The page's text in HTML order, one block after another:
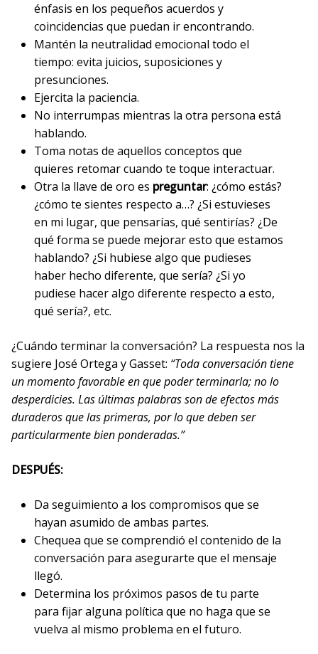
énfasis en los pequeños acuerdos y
coincidencias que puedan ir encontrando.
Mantén la neutralidad emocional todo el
tiempo: evita juicios, suposiciones y
presunciones.
Ejercita la paciencia.
No interrumpas mientras la otra persona está
hablando.
Toma notas de aquellos conceptos que
quieres retomar cuando te toque interactuar.
Otra la llave de oro es preguntar: ¿cómo estás?
¿cómo te sientes respecto a…? ¿Si estuvieses
en mi lugar, que pensarías, qué sentirías? ¿De
qué forma se puede mejorar esto que estamos
hablando? ¿Si hubiese algo que pudieses
haber hecho diferente, que sería? ¿Si yo
pudiese hacer algo diferente respecto a esto,
qué sería?, etc.
¿Cuándo terminar la conversación? La respuesta nos la
sugiere José Ortega y Gasset: “Toda conversación tiene
un momento favorable en que poder terminarla; no lo
desperdicies. Las últimas palabras son de efectos más
duraderos que las primeras, por lo que deben ser
particularmente bien ponderadas.”
DESPUÉS:
Da seguimiento a los compromisos que se
hayan asumido de ambas partes.
Chequea que se comprendió el contenido de la
conversación para asegurarte que el mensaje
llegó.
Determina los próximos pasos de tu parte
para fijar alguna política que no haga que se
vuelva al mismo problema en el futuro.